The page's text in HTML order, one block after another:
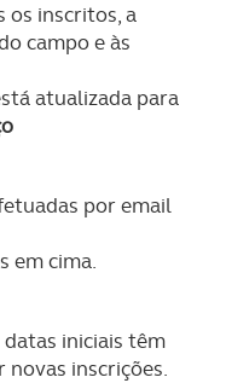
os inscritos, a
campo e às
atualizada para
por email
em cima.
iniciais têm
inscrições.